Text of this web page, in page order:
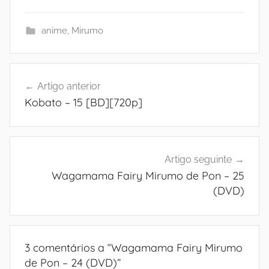
anime, Mirumo
de
Artigo anterior
Kobato – 15 [BD][720p]
Artigo seguinte
Wagamama Fairy Mirumo de Pon – 25
(DVD)
3 comentários a “Wagamama Fairy Mirumo
de Pon – 24 (DVD)”